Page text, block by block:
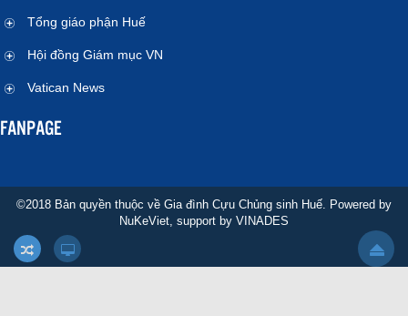
Tổng giáo phận Huế
Hội đồng Giám mục VN
Vatican News
FANPAGE
©2018 Bản quyền thuộc về Gia đình Cựu Chủng sinh Huế. Powered by
NuKeViet, support by VINADES